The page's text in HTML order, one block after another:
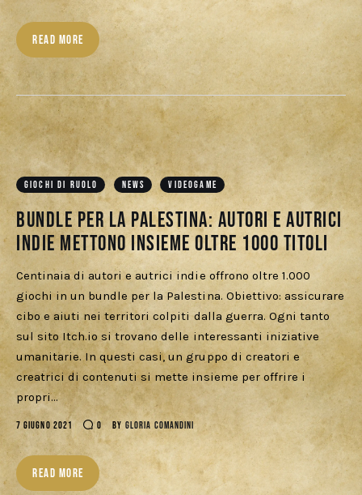
READ MORE
GIOCHI DI RUOLO NEWS VIDEOGAME
Bundle per la Palestina: autori e autrici
indie mettono insieme oltre 1000 titoli
Centinaia di autori e autrici indie offrono oltre 1.000
giochi in un bundle per la Palestina. Obiettivo: assicurare
cibo e aiuti nei territori colpiti dalla guerra. Ogni tanto
sul sito Itch.io si trovano delle interessanti iniziative
umanitarie. In questi casi, un gruppo di creatori e
creatrici di contenuti si mette insieme per offrire i
propri…
7 GIUGNO 2021 0 BY GLORIA COMANDINI
READ MORE